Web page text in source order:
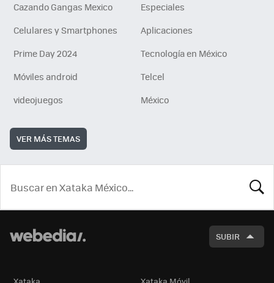
Cazando Gangas Mexico
Especiales
Celulares y Smartphones
Aplicaciones
Prime Day 2024
Tecnología en México
Móviles android
Telcel
videojuegos
México
VER MÁS TEMAS
SUBIR